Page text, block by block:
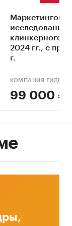
импортеров
объединен
по выручке
Маркетинговое
исследование
клинкерного в
2024 гг., с
г.
КОМПАНИЯ
99 000 ₽